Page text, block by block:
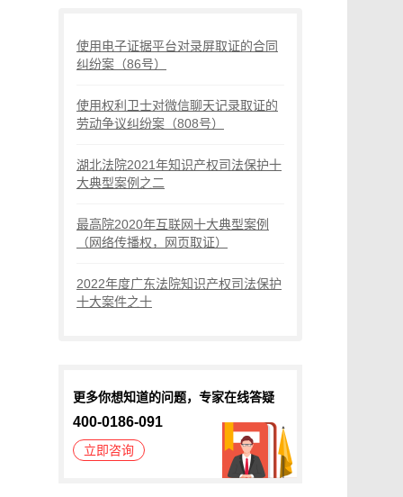
使用电子证据平台对录屏取证的合同
纠纷案（86号）
使用权利卫士对微信聊天记录取证的
劳动争议纠纷案（808号）
湖北法院2021年知识产权司法保护十
大典型案例之二
最高院2020年互联网十大典型案例
（网络传播权，网页取证）
2022年度广东法院知识产权司法保护
十大案件之十
更多你想知道的问题，专家在线答疑
400-0186-091
立即咨询